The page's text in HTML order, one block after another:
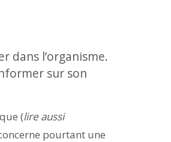
dans l’organisme.
sur son
(lire aussi
pourtant une